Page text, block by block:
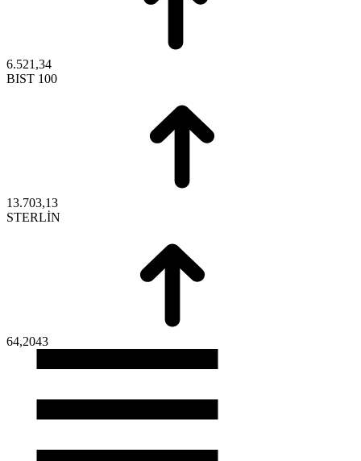
6.521,34
BIST 100
13.703,13
STERLİN
64,2043